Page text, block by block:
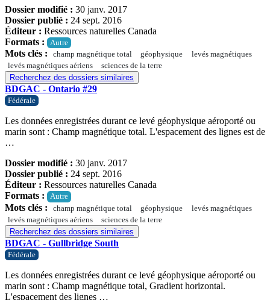
Dossier modifié : 30 janv. 2017
Dossier publié : 24 sept. 2016
Éditeur : Ressources naturelles Canada
Formats :
Autre
Mots clés : champ magnétique total géophysique
levés magnétiques
levés magnétiques aériens
sciences de la terre
Recherchez des dossiers similaires
BDGAC - Ontario #29
Fédérale
Les données enregistrées durant ce levé géophysique aéroporté ou
marin sont : Champ magnétique total. L'espacement des lignes est de
…
Dossier modifié : 30 janv. 2017
Dossier publié : 24 sept. 2016
Éditeur : Ressources naturelles Canada
Formats :
Autre
Mots clés : champ magnétique total géophysique
levés magnétiques
levés magnétiques aériens
sciences de la terre
Recherchez des dossiers similaires
BDGAC - Gullbridge South
Fédérale
Les données enregistrées durant ce levé géophysique aéroporté ou
marin sont : Champ magnétique total, Gradient horizontal.
L'espacement des lignes …